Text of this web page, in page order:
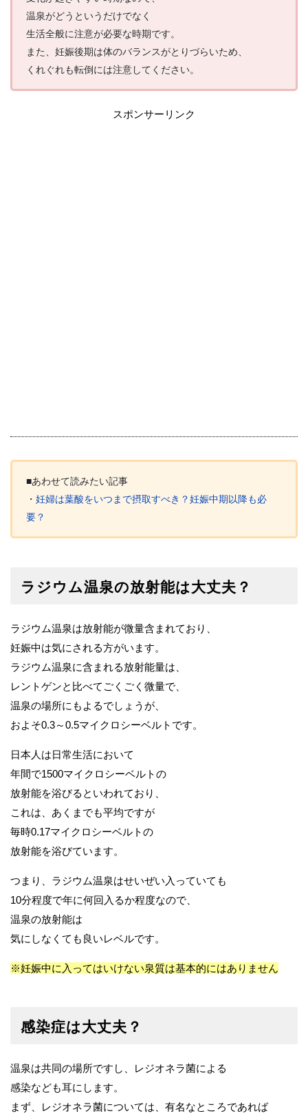
温泉がどうというだけでなく
生活全般に注意が必要な時期です。
また、妊娠後期は体のバランスがとりづらいため、
くれぐれも転倒には注意してください。
スポンサーリンク
■あわせて読みたい記事
・ 妊婦は葉酸をいつまで摂取すべき？妊娠中期以降も必
要？
ラジウム温泉の放射能は大丈夫？
ラジウム温泉は放射能が微量含まれており、
妊娠中は気にされる方がいます。
ラジウム温泉に含まれる放射能量は、
レントゲンと比べてごくごく微量で、
温泉の場所にもよるでしょうが、
およそ0.3～0.5マイクロシーベルトです。
日本人は日常生活において
年間で1500マイクロシーベルトの
放射能を浴びるといわれており、
これは、あくまでも平均ですが
毎時0.17マイクロシーベルトの
放射能を浴びています。
つまり、ラジウム温泉はせいぜい入っていても
10分程度で年に何回入るか程度なので、
温泉の放射能は
気にしなくても良いレベルです。
※妊娠中に入ってはいけない泉質は基本的にはありません
感染症は大丈夫？
温泉は共同の場所ですし、レジオネラ菌による
感染なども耳にします。
まず、レジオネラ菌については、有名なところであれば